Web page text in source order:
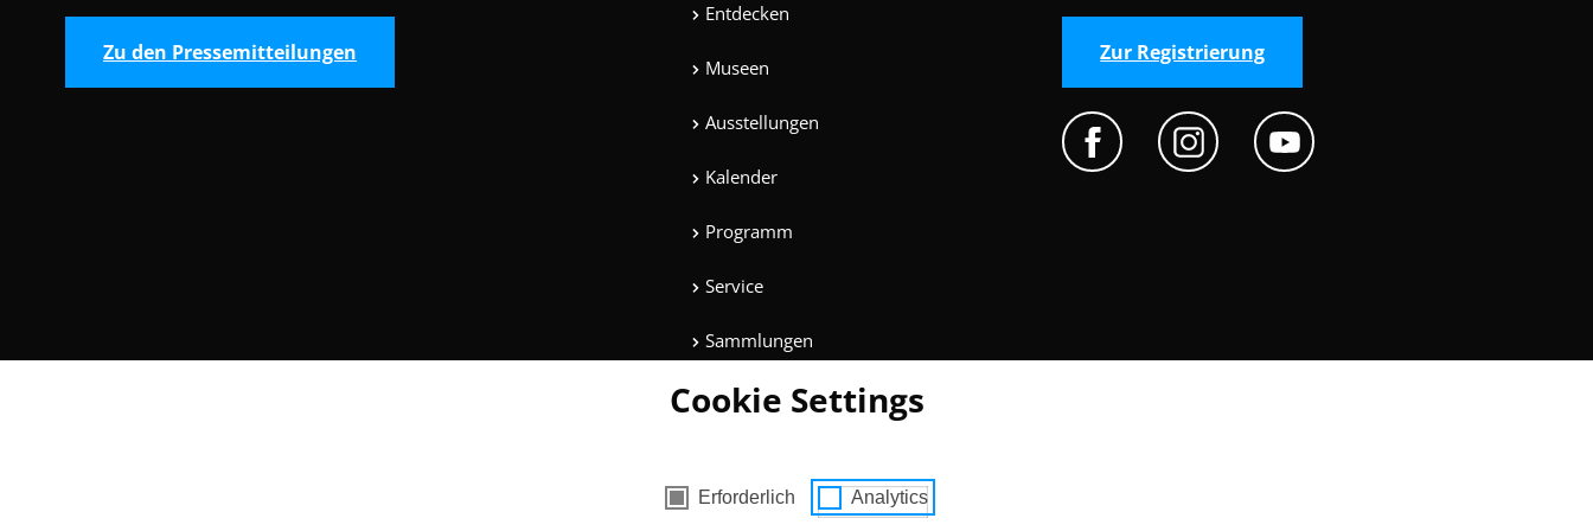
Zu den Pressemitteilungen
Entdecken
Museen
Ausstellungen
Kalender
Programm
Service
Sammlungen
Magazine
Unterhaltung
Zur Registrierung
Cookie Settings
Consent Selection | Auswahl der Cookies mit Zustimmung
Erforderlich Analytics